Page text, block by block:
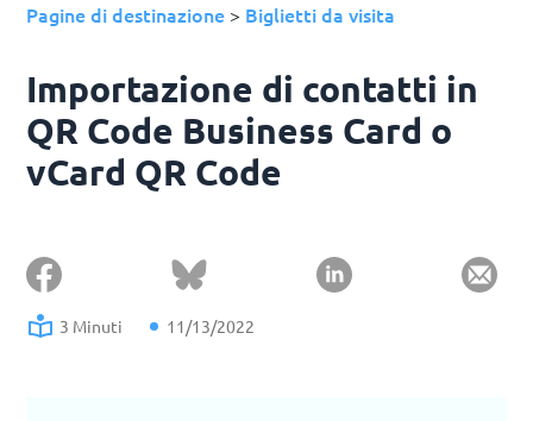
Pagine di destinazione > Biglietti da visita
Importazione di contatti in
QR Code Business Card o
vCard QR Code
3 Minuti 11/13/2022